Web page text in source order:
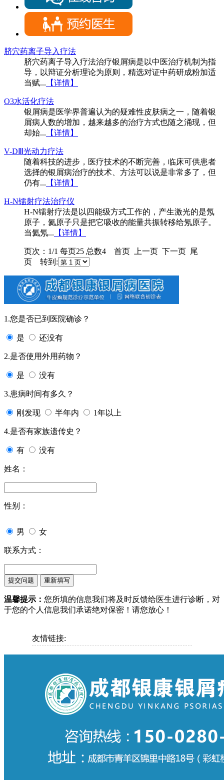
脐穴药离子导入疗法
脐穴药离子导入疗法治疗银屑病是以中医治疗机制为指
导，以辩证分析理论为原则，精选对证中药研成粉加适
当赋... 【详情】
O3水活化疗法
银屑病是医学界普遍认为的疑难性皮肤病之一，随着银
屑病人数的增加，越来越多的治疗方式也随之涌现，但
却始... 【详情】
V-DⅢ光动力疗法
随着科技的进步，医疗技术的不断完善，临床可供患者
选择的银屑病治疗的技术、方法可以说是非常多了，但
仍有... 【详情】
H-N镭射疗法治疗仪
H-N镭射疗法是以四能级方式工作的，产生激光的是氖
原子，氦原子只是把它吸收的能量共振转移给氖原子。
当氦氖... 【详情】
页次：1/1 每页25 总数4 首页 上一页 下一页 尾
页 转到:
1.您是否已到医院确诊？
是 还没有
2.是否使用外用药物？
是 没有
3.患病时间有多久？
刚发现 半年内 1年以上
4.是否有家族遗传史？
有 没有
姓名：
性别：
男 女
联系方式：
温馨提示： 您所填的信息我们将及时反馈给医生进行诊断，对
于您的个人信息我们承诺绝对保密！请您放心！
友情链接: